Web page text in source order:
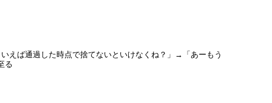
えば通過した時点で捨てないといけなくね？」→「あーもう
る